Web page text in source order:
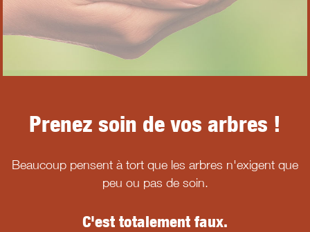
Prenez soin de vos arbres !
Beaucoup pensent à tort que les arbres n'exigent que
peu ou pas de soin.
C'est totalement faux.